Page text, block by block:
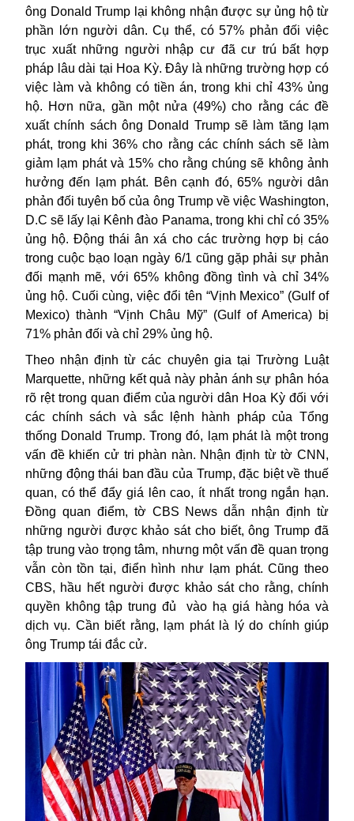
ông Donald Trump lại không nhận được sự ủng hộ từ
phần lớn người dân. Cụ thể, có 57% phản đối việc
trục xuất những người nhập cư đã cư trú bất hợp
pháp lâu dài tại Hoa Kỳ. Đây là những trường hợp có
việc làm và không có tiền án, trong khi chỉ 43% ủng
hộ. Hơn nữa, gần một nửa (49%) cho rằng các đề
xuất chính sách ông Donald Trump sẽ làm tăng
lạm
phát, trong khi 36% cho rằng các chính sách sẽ làm
giảm lạm phát và 15% cho rằng chúng sẽ không ảnh
hưởng đến lạm phát. Bên cạnh đó, 65% người dân
phản đối tuyên bố của ông Trump về việc Washington,
D.C sẽ lấy lại Kênh đào Panama, trong khi chỉ có 35%
ủng hộ. Động thái ân xá cho các trường hợp bị cáo
trong cuộc bạo loạn ngày 6/1 cũng gặp phải sự phản
đối mạnh mẽ, với 65% không đồng tình và chỉ 34%
ủng hộ. Cuối cùng, việc đổi tên “Vịnh Mexico” (Gulf of
Mexico) thành “Vịnh Châu Mỹ” (Gulf of America) bị
71% phản đối và chỉ 29% ủng hộ.
Theo nhận định từ các chuyên gia tại Trường Luật
Marquette, những kết quả này phản ánh sự phân hóa
rõ rệt trong quan điểm của người dân Hoa Kỳ đối với
các chính sách và sắc lệnh hành pháp của Tổng
thống Donald Trump. Trong đó, lạm phát là một trong
vấn đề khiến cử tri phàn nàn. Nhận định từ tờ CNN,
những động thái ban đầu của Trump, đặc biệt về thuế
quan, có thể đẩy giá lên cao, ít nhất trong ngắn hạn.
Đồng quan điểm, tờ CBS News dẫn nhận định từ
những người được khảo sát cho biết, ông Trump đã
tập trung vào trọng tâm, nhưng một vấn đề quan trọng
vẫn còn tồn tại, điển hình như lạm phát. Cũng theo
CBS, hầu hết người được khảo sát cho rằng, chính
quyền không tập trung đủ
vào hạ giá hàng hóa và
dịch vụ. Cần biết rằng, lạm phát là lý do chính giúp
ông Trump tái đắc cử.